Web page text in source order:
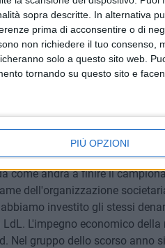
sopra descritte. In alternativa
prima di acconsentire o di
non richiedere il tuo consenso,
solo a questo sito web.
tornando su questo sito e
PIÙ OPZIONI
allo stadio e sulle
del club biancorosso
che io non
se non posso portare la
tifoserie ma c'è rammarico
Già da domenica, però,
che reputo follia, a ogni
non rappresenta la tifoseria
riaperture».
come andrà a finire il
dell'organizzazione
investito gli stessi
LdL. L'impegno economico
Nel gruppo dello scorso anno